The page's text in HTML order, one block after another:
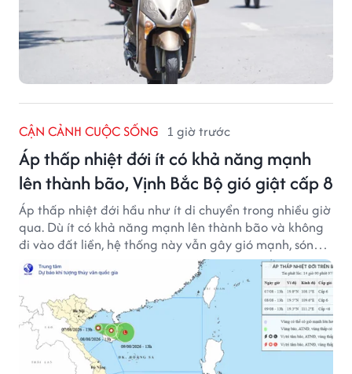
CẬN CẢNH CUỘC SỐNG 1 giờ trước
Áp thấp nhiệt đới ít có khả năng mạnh
lên thành bão, Vịnh Bắc Bộ gió giật cấp 8
Áp thấp nhiệt đới hầu như ít di chuyển trong nhiều giờ
qua. Dù ít có khả năng mạnh lên thành bão và không
đi vào đất liền, hệ thống này vẫn gây gió mạnh, sóng
lớn trên nhiều vùng biển.